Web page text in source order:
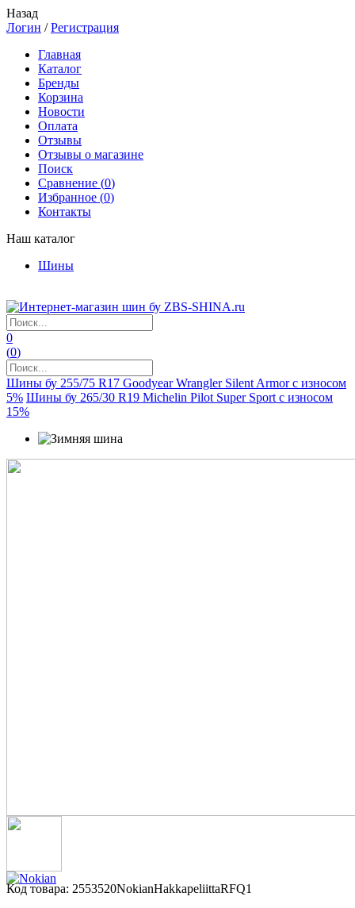
Назад
Логин /Регистрация
Главная
Каталог
Бренды
Корзина
Новости
Оплата
Отзывы
Отзывы о магазине
Поиск
Сравнение (0)
Избранное (0)
Контакты
Наш каталог
Шины
0
(0)
Шины бу 255/75 R17 Goodyear Wrangler Silent Armor с износом
5% Шины бу 265/30 R19 Michelin Pilot Super Sport с износом
15%
Код товара: 2553520NokianHakkapeliittaRFQ1